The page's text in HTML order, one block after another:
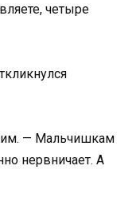
четыре
— Мальчишкам
нервничает. А